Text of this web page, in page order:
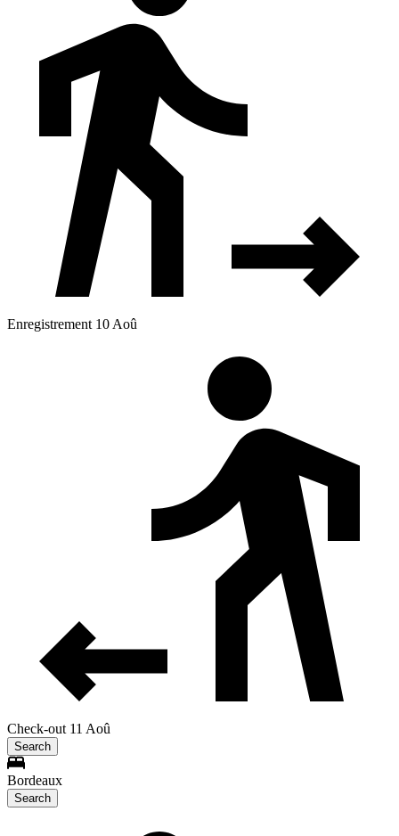
Enregistrement 10 Aoû
Check-out 11 Aoû
Search
Bordeaux
Search